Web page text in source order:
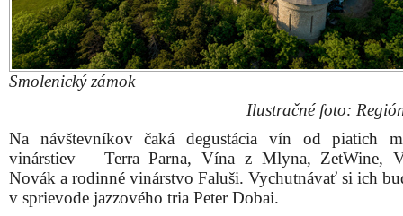
Smolenický zámok
Ilustračné foto:
Na návštevníkov čaká degustácia vín od piatich
vinárstiev – Terra Parna, Vína z Mlyna, ZetWine,
Novák a rodinné vinárstvo Faluši. Vychutnávať si ich
v sprievode jazzového tria Peter Dobai.